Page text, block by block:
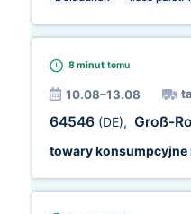
8 minut temu
10.08–13.08
64546 (DE), Groß-
towary konsumpcyjne